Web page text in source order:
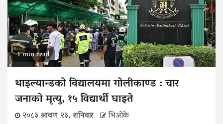
1 min read
थाइल्यान्डको विद्यालयमा गोलीकाण्ड : चार
जनाको मृत्यु, १५ विद्यार्थी घाइते
२०८३ श्रावण २३, शनिवार भिओके